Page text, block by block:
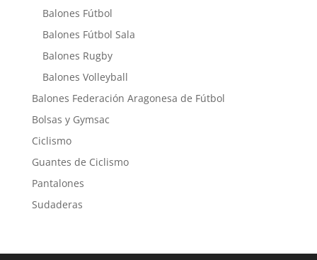
Balones Fútbol
Balones Fútbol Sala
Balones Rugby
Balones Volleyball
Balones Federación Aragonesa de Fútbol
Bolsas y Gymsac
Ciclismo
Guantes de Ciclismo
Pantalones
Sudaderas